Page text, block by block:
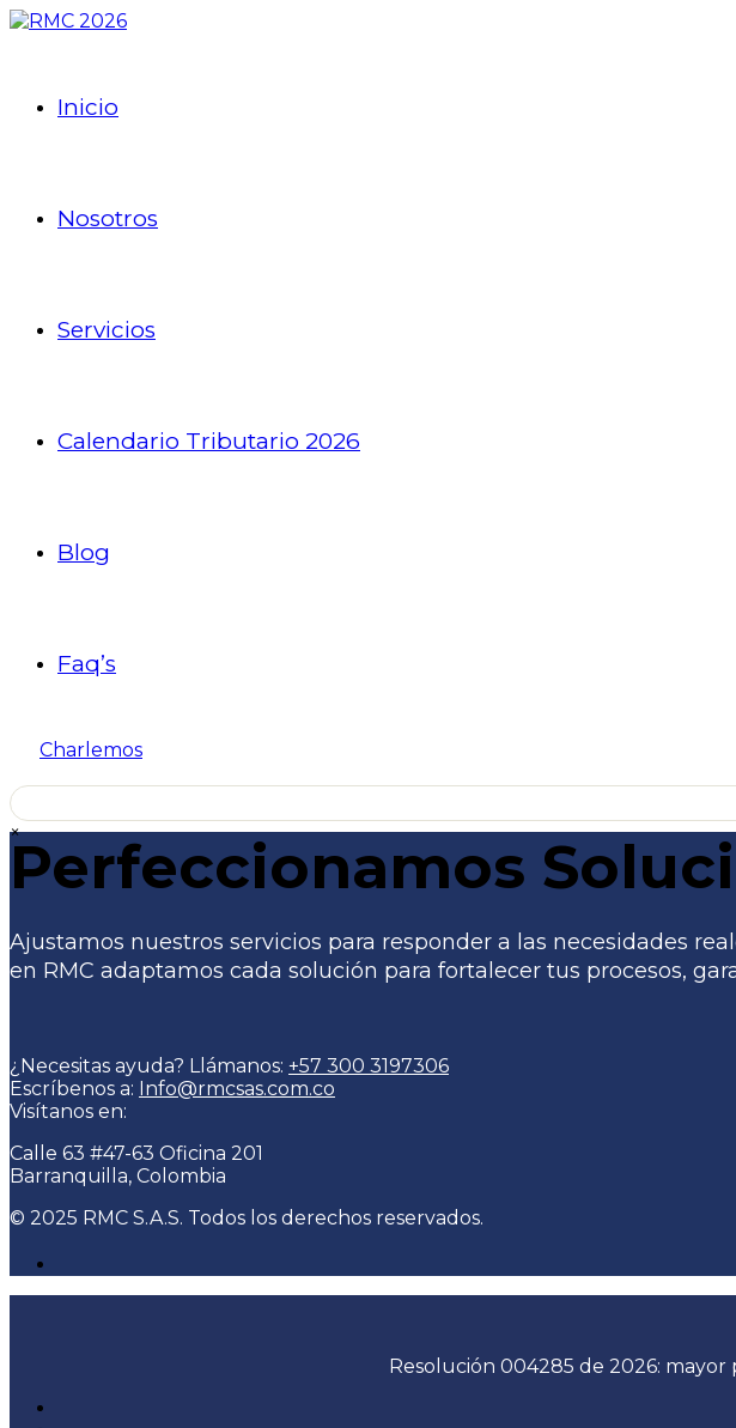
Inicio
Nosotros
Servicios
Calendario Tributario 2026
Blog
Faq’s
Charlemos
×Perfeccionamos
Ajustamos nuestros servicios para responder a las necesidades
en RMC adaptamos cada solución para fortalecer tus procesos,
¿Necesitas ayuda? Llámanos: +57 300 3197306
Escríbenos a: Info@rmcsas.com.co
Visítanos en:
Calle 63 #47-63 Oficina 201
Barranquilla, Colombia
© 2025 RMC S.A.S. Todos los derechos reservados.
Resolución 004285 de 2026: mayor